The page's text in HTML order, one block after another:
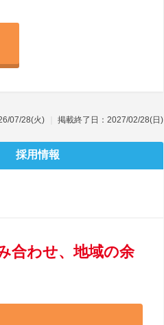
07/28(火) 掲載終了日：2027/02/28(日)
採用情報
合わせ、地域の余